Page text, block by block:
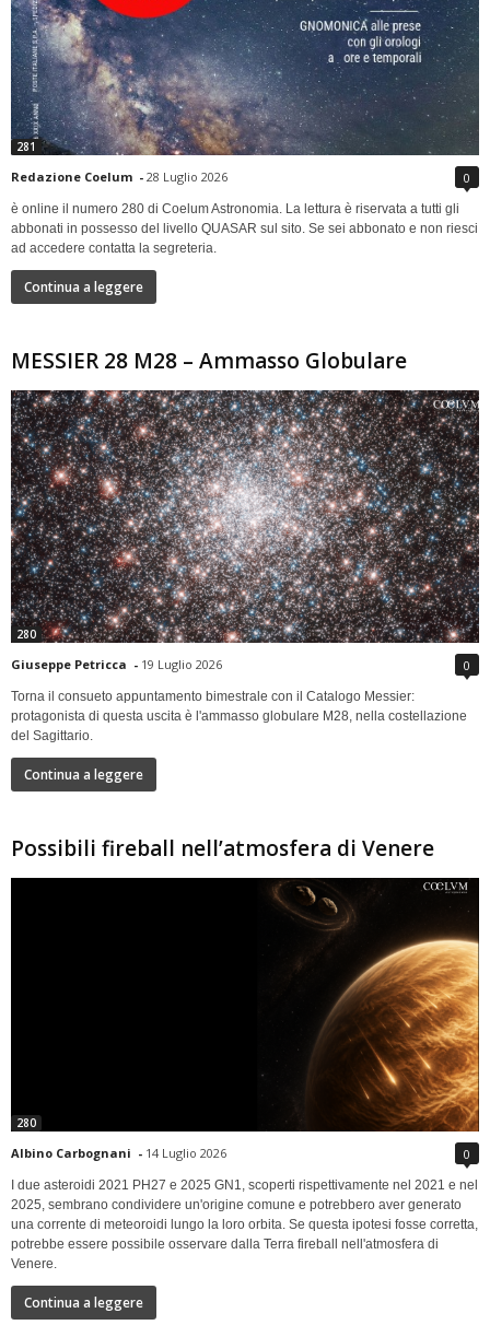
281
Redazione Coelum - 28 Luglio 2026 0
è online il numero 280 di Coelum Astronomia. La lettura è riservata a tutti gli
abbonati in possesso del livello QUASAR sul sito. Se sei abbonato e non riesci
ad accedere contatta la segreteria.
Continua a leggere
MESSIER 28 M28 – Ammasso Globulare
280
Giuseppe Petricca - 19 Luglio 2026 0
Torna il consueto appuntamento bimestrale con il Catalogo Messier:
protagonista di questa uscita è l'ammasso globulare M28, nella costellazione
del Sagittario.
Continua a leggere
Possibili fireball nell’atmosfera di Venere
280
Albino Carbognani - 14 Luglio 2026 0
I due asteroidi 2021 PH27 e 2025 GN1, scoperti rispettivamente nel 2021 e nel
2025, sembrano condividere un'origine comune e potrebbero aver generato
una corrente di meteoroidi lungo la loro orbita. Se questa ipotesi fosse corretta,
potrebbe essere possibile osservare dalla Terra fireball nell'atmosfera di
Venere.
Continua a leggere